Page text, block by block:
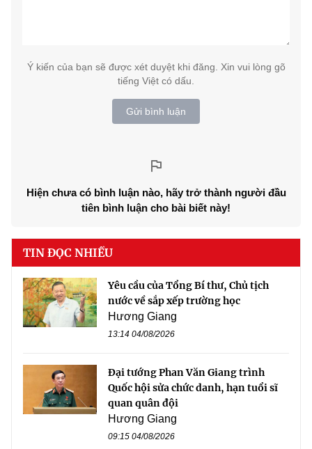
Ý kiến của bạn sẽ được xét duyệt khi đăng. Xin vui lòng gõ
tiếng Việt có dấu.
Gửi bình luận
Hiện chưa có bình luận nào, hãy trở thành người đầu
tiên bình luận cho bài biết này!
TIN ĐỌC NHIỀU
Yêu cầu của Tổng Bí thư, Chủ tịch
nước về sắp xếp trường học
Hương Giang
13:14 04/08/2026
Đại tướng Phan Văn Giang trình
Quốc hội sửa chức danh, hạn tuổi sĩ
quan quân đội
Hương Giang
09:15 04/08/2026